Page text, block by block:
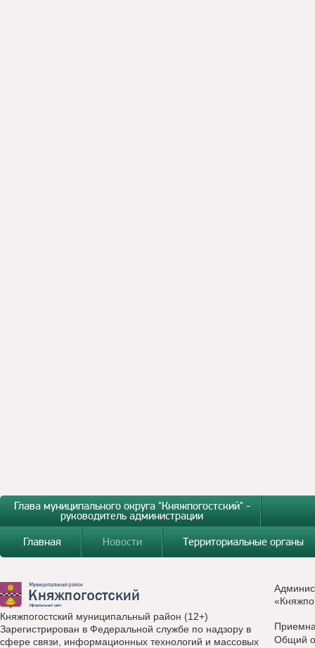
Глава муниципального округа "Княжпогостский" -
руководитель администрации
Главная
Новости Территориальные органы
Княжпогостский муниципальный район (12+)
Зарегистрирован в Федеральной службе по надзору в
сфере связи, информационных технологий и массовых
Общий